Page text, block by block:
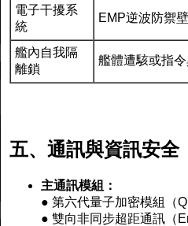
電子干擾系
統
EMP逆波防禦
艦內自我隔
離鎖
艦體遭駭或指
五、通訊與資訊安全
主通訊模組：
● 第六代量子加密模組（
● 雙向非同步超距通訊（